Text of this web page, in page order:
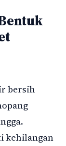
bersih
kehilangan